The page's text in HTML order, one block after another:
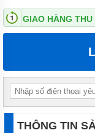
MÁY
BƠM
THẢI
PENTAX
MÁY
BƠM
CHÌM
GIAO HÀNG
THÔNG TIN